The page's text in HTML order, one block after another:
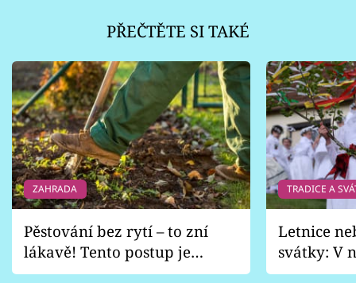
PŘEČTĚTE SI TAKÉ
ZAHRADA
Pěstování bez rytí – to zní
lákavě! Tento postup je
vhodný jen pro některé
TRADICE A
Letnice
svátky: V
pondělí